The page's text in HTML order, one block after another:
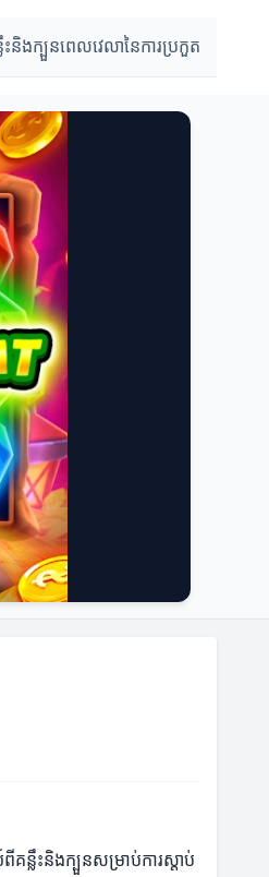
ះនិងក្បួនពេលវេលានៃការប្រកួត
ន្លឹះនិងក្បួនសម្រាប់ការស្តាប់